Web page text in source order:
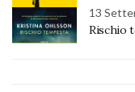
13
Rischio